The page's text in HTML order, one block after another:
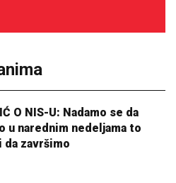
O NIS-U: Nadamo se da
u narednim nedeljama to
da završimo